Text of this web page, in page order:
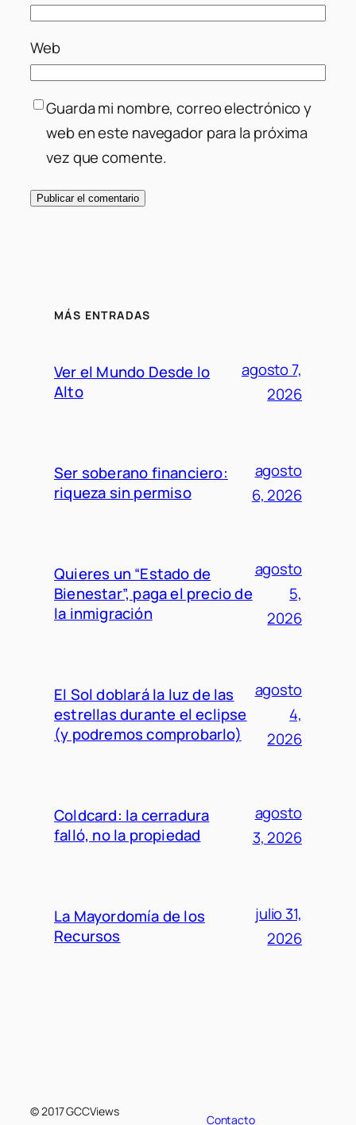
Web
Guarda mi nombre, correo electrónico y
web en este navegador para la próxima
vez que comente.
MÁS ENTRADAS
Ver el Mundo Desde lo
Alto
agosto 7,
2026
Ser soberano financiero:
riqueza sin permiso
agosto
6, 2026
Quieres un “Estado de
Bienestar”, paga el precio de
la inmigración
agosto
5,
2026
El Sol doblará la luz de las
estrellas durante el eclipse
(y podremos comprobarlo)
agosto
4,
2026
Coldcard: la cerradura
falló, no la propiedad
agosto
3, 2026
La Mayordomía de los
Recursos
julio 31,
2026
© 2017 GCCViews
Contacto